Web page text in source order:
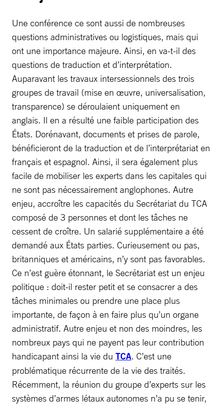
Une conférence ce sont aussi de nombreuses
questions administratives ou logistiques, mais qui
ont une importance majeure. Ainsi, en va-t-il des
questions de traduction et d’interprétation.
Auparavant les travaux intersessionnels des trois
groupes de travail (mise en œuvre, universalisation,
transparence) se déroulaient uniquement en
anglais. Il en a résulté une faible participation des
États. Dorénavant, documents et prises de parole,
bénéficieront de la traduction et de l’interprétariat en
français et espagnol. Ainsi, il sera également plus
facile de mobiliser les experts dans les capitales qui
ne sont pas nécessairement anglophones. Autre
enjeu, accroître les capacités du Secrétariat du TCA
composé de 3 personnes et dont les tâches ne
cessent de croître. Un salarié supplémentaire a été
demandé aux États parties. Curieusement ou pas,
britanniques et américains, n’y sont pas favorables.
Ce n’est guère étonnant, le Secrétariat est un enjeu
politique : doit-il rester petit et se consacrer a des
tâches minimales ou prendre une place plus
importante, de façon à en faire plus qu’un organe
administratif. Autre enjeu et non des moindres, les
nombreux pays qui ne payent pas leur contribution
handicapant ainsi la vie du TCA. C’est une
problématique récurrente de la vie des traités.
Récemment, la réunion du groupe d’experts sur les
systèmes d’armes létaux autonomes n’a pu se tenir,